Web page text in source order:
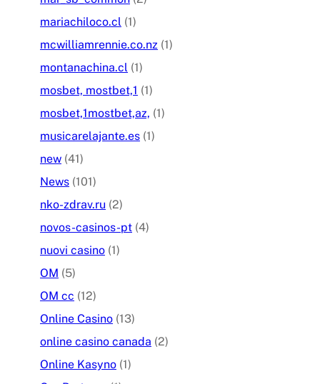
mariachiloco.cl (1)
mcwilliamrennie.co.nz (1)
montanachina.cl (1)
mosbet, mostbet,1 (1)
mosbet,1mostbet,az, (1)
musicarelajante.es (1)
new (41)
News (101)
nko-zdrav.ru (2)
novos-casinos-pt (4)
nuovi casino (1)
OM (5)
OM cc (12)
Online Casino (13)
online casino canada (2)
Online Kasyno (1)